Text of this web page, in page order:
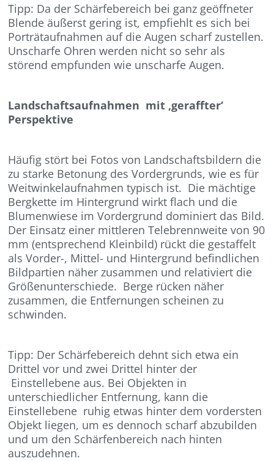
Tipp: Da der Schärfebereich bei ganz geöffneter
Blende äußerst gering ist, empfiehlt es sich bei
Porträtaufnahmen auf die Augen scharf zustellen.
Unscharfe Ohren werden nicht so sehr als
störend empfunden wie unscharfe Augen.
Landschaftsaufnahmen mit ‚geraffter‘
Perspektive
Häufig stört bei Fotos von Landschaftsbildern die
zu starke Betonung des Vordergrunds, wie es für
Weitwinkelaufnahmen typisch ist. Die mächtige
Bergkette im Hintergrund wirkt flach und die
Blumenwiese im Vordergrund dominiert das Bild.
Der Einsatz einer mittleren Telebrennweite von 90
mm (entsprechend Kleinbild) rückt die gestaffelt
als Vorder-, Mittel- und Hintergrund befindlichen
Bildpartien näher zusammen und relativiert die
Größenunterschiede. Berge rücken näher
zusammen, die Entfernungen scheinen zu
schwinden.
Tipp: Der Schärfebereich dehnt sich etwa ein
Drittel vor und zwei Drittel hinter der
Einstellebene aus. Bei Objekten in
unterschiedlicher Entfernung, kann die
Einstellebene ruhig etwas hinter dem vordersten
Objekt liegen, um es dennoch scharf abzubilden
und um den Schärfenbereich nach hinten
auszudehnen.